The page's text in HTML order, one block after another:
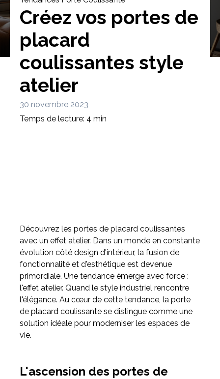
Inspirez-vous du catalogue
Personnalisez nos modèles pour créer le meuble qui vous
ressemble.
Bibliothèque Meuble tv Dressing
Meuble d'angle
Créez vos portes de
placard
coulissantes style
atelier
30 novembre 2023
Temps de lecture: 4 min
Découvrez les portes de placard coulissantes
avec un effet atelier. Dans un monde en constante
évolution côté design d'intérieur, la fusion de
fonctionnalité et d'esthétique est devenue
primordiale. Une tendance émerge avec force :
l'effet atelier. Quand le style industriel rencontre
l'élégance. Au cœur de cette tendance, la porte
de placard coulissante se distingue comme une
solution idéale pour moderniser les espaces de
vie.
L'ascension des portes de